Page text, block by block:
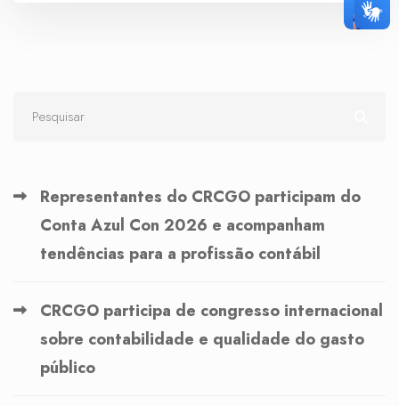
Representantes do CRCGO participam do
Conta Azul Con 2026 e acompanham
tendências para a profissão contábil
CRCGO participa de congresso internacional
sobre contabilidade e qualidade do gasto
público